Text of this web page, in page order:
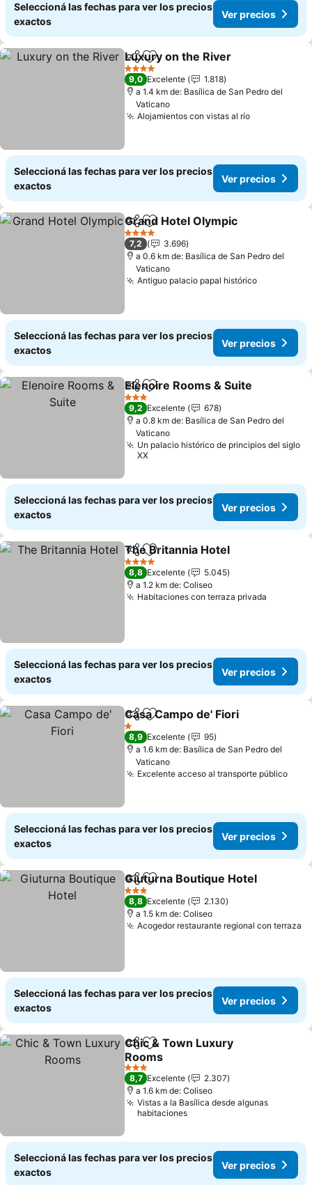
Seleccioná las fechas para ver los precios
exactos
Ver precios
CompartirAñadir a favoritos
Luxury on the River
4 Estrellas
9,0 Excelente
1.818
a 1.4 km de: Basílica de San Pedro del
Vaticano
Alojamientos con vistas al río
Seleccioná las fechas para ver los precios
exactos
Ver precios
CompartirAñadir a favoritos
Grand Hotel Olympic
4 Estrellas
7,2
3.696
a 0.6 km de: Basílica de San Pedro del
Vaticano
Antiguo palacio papal histórico
Seleccioná las fechas para ver los precios
exactos
Ver precios
CompartirAñadir a favoritos
Elenoire Rooms & Suite
3 Estrellas
9,2 Excelente
678
a 0.8 km de: Basílica de San Pedro del
Vaticano
Un palacio histórico de principios del siglo
XX
Seleccioná las fechas para ver los precios
exactos
Ver precios
Compartir
Añadir a favoritos
The Britannia Hotel
4 Estrellas
8,8 Excelente
5.045
a 1.2 km de: Coliseo
Habitaciones con terraza privada
Seleccioná las fechas para ver los precios
exactos
Ver precios
CompartirAñadir a favoritos
Casa Campo de' Fiori
1 Estrellas
8,9 Excelente
95
a 1.6 km de: Basílica de San Pedro del
Vaticano
Excelente acceso al transporte público
Seleccioná las fechas para ver los precios
exactos
Ver precios
CompartirAñadir a favoritos
Giuturna Boutique Hotel
3 Estrellas
8,8 Excelente
2.130
a 1.5 km de: Coliseo
Acogedor restaurante regional con terraza
Seleccioná las fechas para ver los precios
exactos
Ver precios
CompartirAñadir a favoritos
Chic & Town Luxury
Rooms
3 Estrellas
8,7 Excelente
2.307
a 1.6 km de: Coliseo
Vistas a la Basílica desde algunas
habitaciones
Seleccioná las fechas para ver los precios
exactos
Ver precios